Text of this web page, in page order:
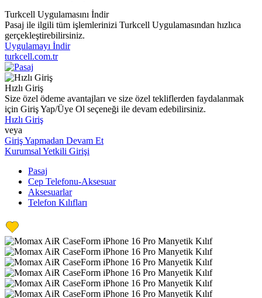
Turkcell Uygulamasını İndir
Pasaj ile ilgili tüm işlemlerinizi Turkcell Uygulamasından hızlıca
gerçekleştirebilirsiniz.
Uygulamayı İndir
turkcell.com.tr
Hızlı Giriş
Size özel ödeme avantajları ve size özel tekliflerden faydalanmak
için Giriş Yap/Üye Ol seçeneği ile devam edebilirsiniz.
Hızlı Giriş
veya
Giriş Yapmadan Devam Et
Kurumsal Yetkili Girişi
Pasaj
Cep Telefonu-Aksesuar
Aksesuarlar
Telefon Kılıfları